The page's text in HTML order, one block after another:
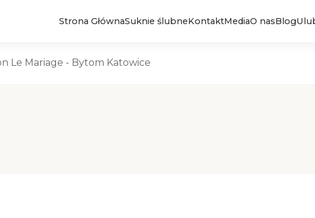
Strona GłównaSuknie ślubneKontaktMediaO nasBlog
Suknie Ślubne
Le Mariage - Bytom Katowice